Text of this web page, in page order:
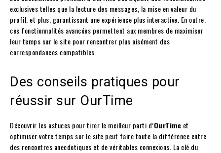
exclusives telles que la lecture des messages, la mise en valeur du
profil, et plus, garantissant une expérience plus interactive. En outre,
ces fonctionnalités avancées permettent aux membres de maximiser
leur temps sur le site pour rencontrer plus aisément des
correspondances compatibles.
Des conseils pratiques pour
réussir sur OurTime
Découvrir les astuces pour tirer le meilleur parti d’OurTime et
optimiser votre temps sur le site peut faire toute la différence entre
des rencontres anecdotiques et de véritables connexions. La clé du